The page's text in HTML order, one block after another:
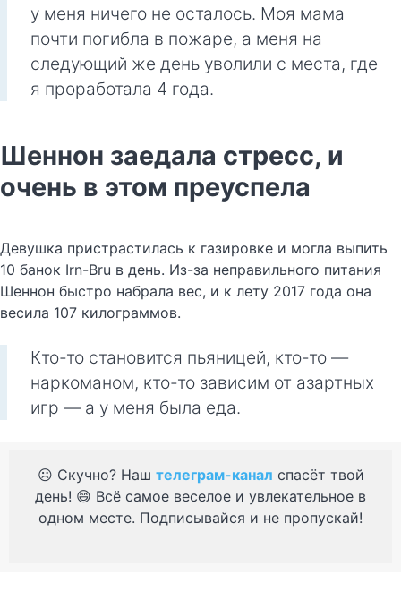
у меня ничего не осталось. Моя мама
почти погибла в пожаре, а меня на
следующий же день уволили с места, где
я проработала 4 года.
Шеннон заедала стресс, и
очень в этом преуспела
Девушка пристрастилась к газировке и могла выпить
10 банок Irn-Bru в день. Из-за неправильного питания
Шеннон быстро набрала вес, и к лету 2017 года она
весила 107 килограммов.
Кто-то становится пьяницей, кто-то —
наркоманом, кто-то зависим от азартных
игр — а у меня была еда.
☹️ Скучно? Наш телеграм-канал спасёт твой
день! 😄 Всё самое веселое и увлекательное в
одном месте. Подписывайся и не пропускай!